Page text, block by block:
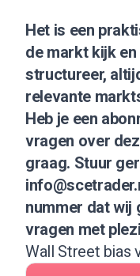
Het is een
de markt kijk
structureer,
relevante
Heb je een
vragen over
graag. Stuur
nummer dat wij
vragen met
Wall Street bias